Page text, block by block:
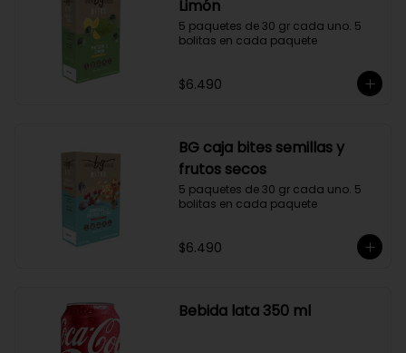
Limón
5 paquetes de 30 gr cada uno. 5
bolitas en cada paquete
$6.490
BG caja bites semillas y
frutos secos
5 paquetes de 30 gr cada uno. 5
bolitas en cada paquete
$6.490
Bebida lata 350 ml